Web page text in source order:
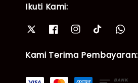
Ikuti Kami:
Kami Terima Pembayaran: